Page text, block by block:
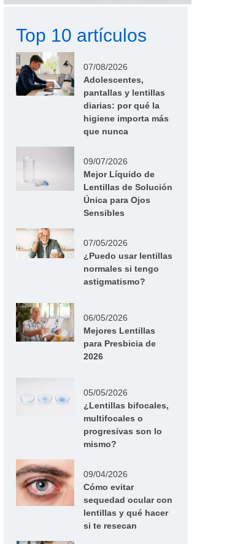
Top 10 artículos
07/08/2026
Adolescentes,
pantallas y lentillas
diarias: por qué la
higiene importa más
que nunca
09/07/2026
Mejor Líquido de
Lentillas de Solución
Única para Ojos
Sensibles
07/05/2026
¿Puedo usar lentillas
normales si tengo
astigmatismo?
06/05/2026
Mejores Lentillas
para Presbicia de
2026
05/05/2026
¿Lentillas bifocales,
multifocales o
progresivas son lo
mismo?
09/04/2026
Cómo evitar
sequedad ocular con
lentillas y qué hacer
si te resecan